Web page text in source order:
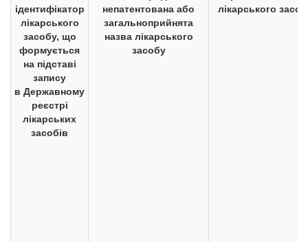
ідентифікатор
лікарського
засобу, що
формується
на підставі
запису
в Державному
реєстрі
лікарських
засобів
непатентована або
загальноприйнята
назва лікарського
засобу
лікарського